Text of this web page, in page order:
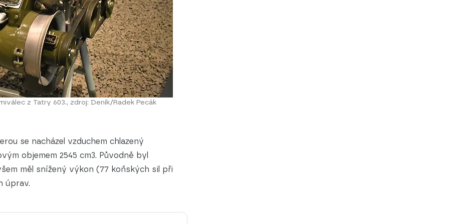
z Tatry 603., zdroj: Deník/Radek Pecák
se nacházel vzduchem chlazený
objemem 2545 cm3. Původně byl
měl snížený výkon (77 koňských sil při
úprav.